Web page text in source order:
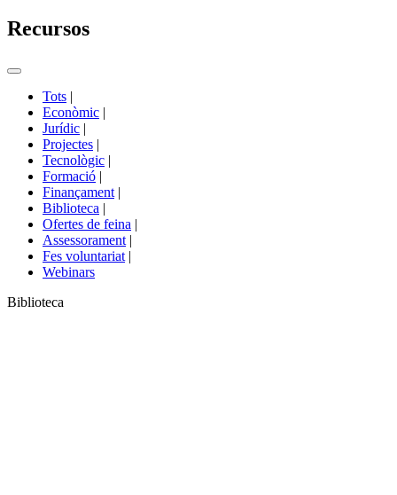
Recursos
Commutador
portals
Tots |
Econòmic |
Jurídic |
Projectes |
Tecnològic |
Formació |
Finançament |
Biblioteca |
Ofertes de feina |
Assessorament |
Fes voluntariat |
Webinars
Biblioteca